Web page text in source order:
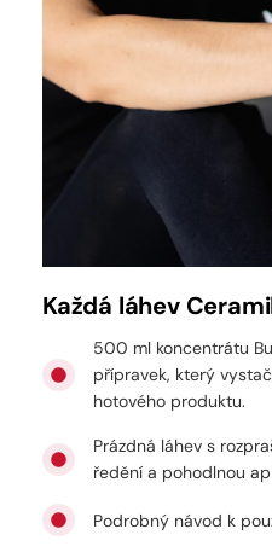
Každá láhev
500 ml koncentrátu
přípravek, který
hotového produktu.
Prázdná láhev s
ředění a pohodlnou
Podrobný návod k